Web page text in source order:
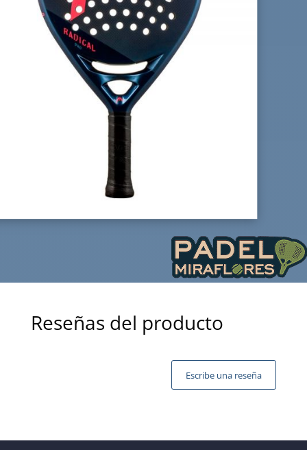
Reseñas del producto
Escribe una reseña